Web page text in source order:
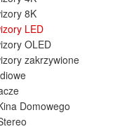
8K
LED
OLED
zakrzywione
Domowego